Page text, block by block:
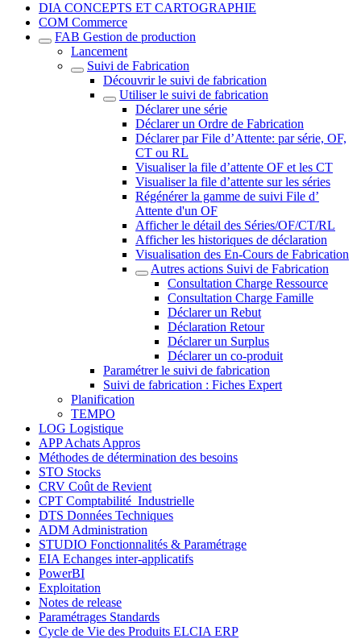
DIA CONCEPTS ET CARTOGRAPHIE
COM Commerce
FAB Gestion de production
Lancement
Suivi de Fabrication
Découvrir le suivi de fabrication
Utiliser le suivi de fabrication
Déclarer une série
Déclarer un Ordre de Fabrication
Déclarer par File d’Attente: par série, OF,
CT ou RL
Visualiser la file d’attente OF et les CT
Visualiser la file d’attente sur les séries
Régénérer la gamme de suivi File d’
Attente d'un OF
Afficher le détail des Séries/OF/CT/RL
Afficher les historiques de déclaration
Visualisation des En-Cours de Fabrication
Autres actions Suivi de Fabrication
Consultation Charge Ressource
Consultation Charge Famille
Déclarer un Rebut
Déclaration Retour
Déclarer un Surplus
Déclarer un co-produit
Paramétrer le suivi de fabrication
Suivi de fabrication : Fiches Expert
Planification
TEMPO
LOG Logistique
APP Achats Appros
Méthodes de détermination des besoins
STO Stocks
CRV Coût de Revient
CPT Comptabilité_Industrielle
DTS Données Techniques
ADM Administration
STUDIO Fonctionnalités & Paramétrage
EIA Echanges inter-applicatifs
PowerBI
Exploitation
Notes de release
Paramétrages Standards
Cycle de Vie des Produits ELCIA ERP